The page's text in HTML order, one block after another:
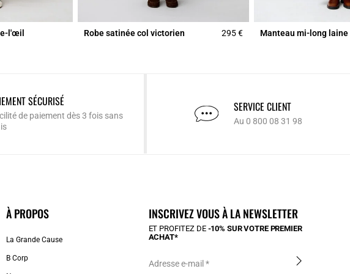
l'œil
Robe satinée col victorien 295 € Manteau mi-long
SÉCURISÉ
de paiement dès 3 fois sans
SERVICE CLIENT
Au 0 800 08 31 98
À PROPOS
La Grande Cause
B Corp
INSCRIVEZ VOUS À LA NEWSLETTER
ET PROFITEZ DE -10% SUR VOTRE PREMIER
ACHAT*
Adresse e-mail